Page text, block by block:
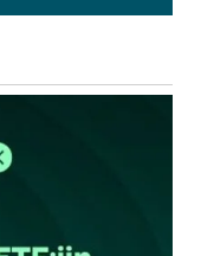
kirjautua